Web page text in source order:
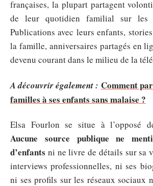
françaises, la plupart partagent
de leur quotidien familial sur les
Publications avec leurs enfants,
la famille, anniversaires partagés en
devenu courant dans le milieu de la
A découvrir également : Comment
familles à ses enfants sans malaise ?
Elsa Fourlon se situe à l’opposé
Aucune source publique ne
d’enfants ni ne livre de détails sur sa
interviews professionnelles, ni ses
ni ses profils sur les réseaux sociaux